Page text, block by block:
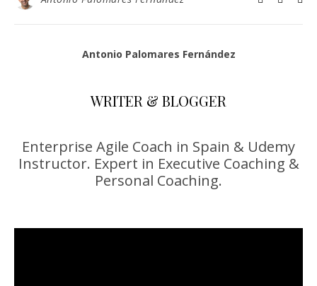
Antonio Palomares Fernández
WRITER & BLOGGER
Enterprise Agile Coach in Spain & Udemy
Instructor. Expert in Executive Coaching &
Personal Coaching.